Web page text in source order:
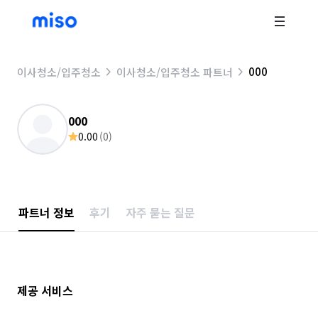
이사청소/입주청소 이사청소/입주청소 파트너 000
000
0.00 (0)
파트너 정보 후기 자주 묻는 질문
제공 서비스